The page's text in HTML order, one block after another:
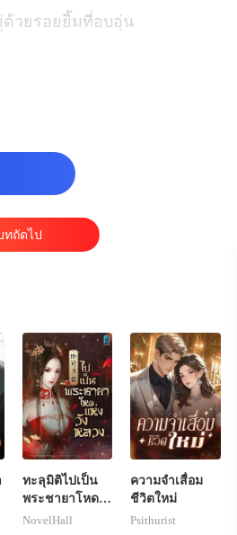
ทถัดไป
ทะลุมิติไปเป็น
พระชายาโหด
แห่งวังหลวง
NovelHall
ความจำเสื่อม
ชีวิตใหม่
Psithurist